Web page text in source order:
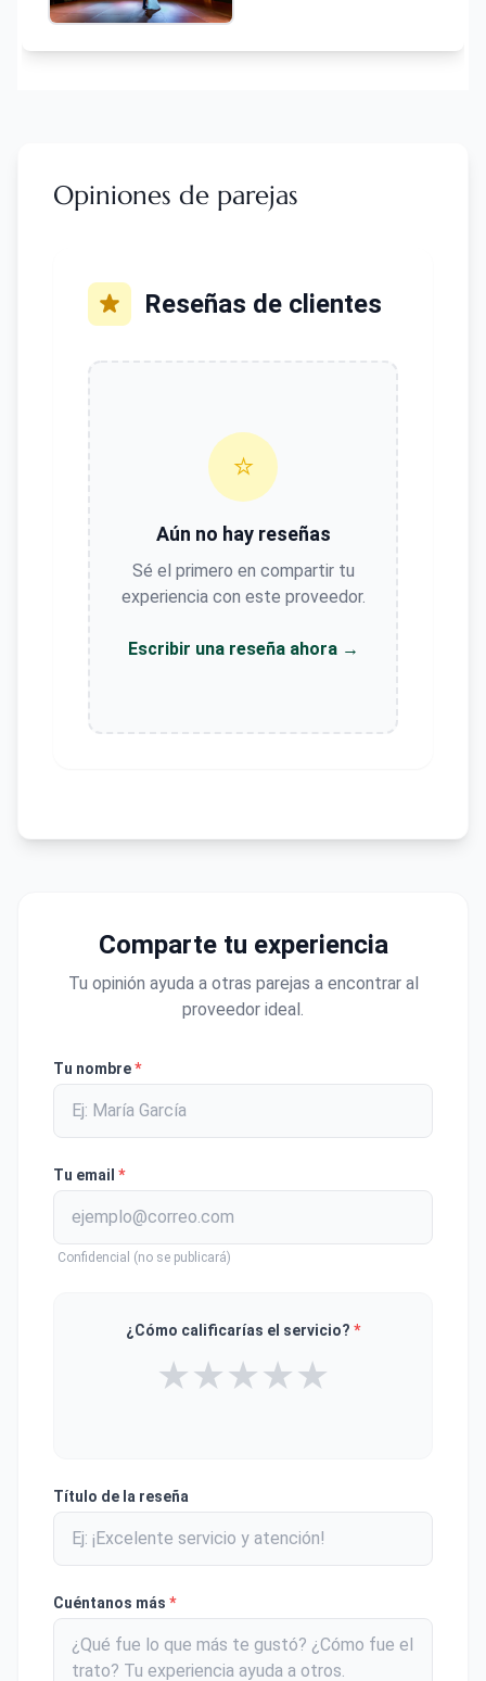
Opiniones de parejas
Reseñas de clientes
⭐
Aún no hay reseñas
Sé el primero en compartir tu
experiencia con este proveedor.
Escribir una reseña ahora →
Comparte tu experiencia
Tu opinión ayuda a otras parejas a encontrar al
proveedor ideal.
Tu nombre*
Tu email *
Confidencial (no se publicará)
¿Cómo calificarías el servicio? *
★
★
★
★
★
Título de la reseña
Cuéntanos más *